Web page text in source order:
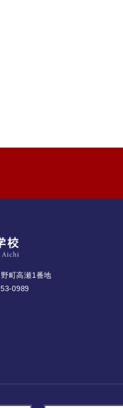
町高瀬1番地
0989